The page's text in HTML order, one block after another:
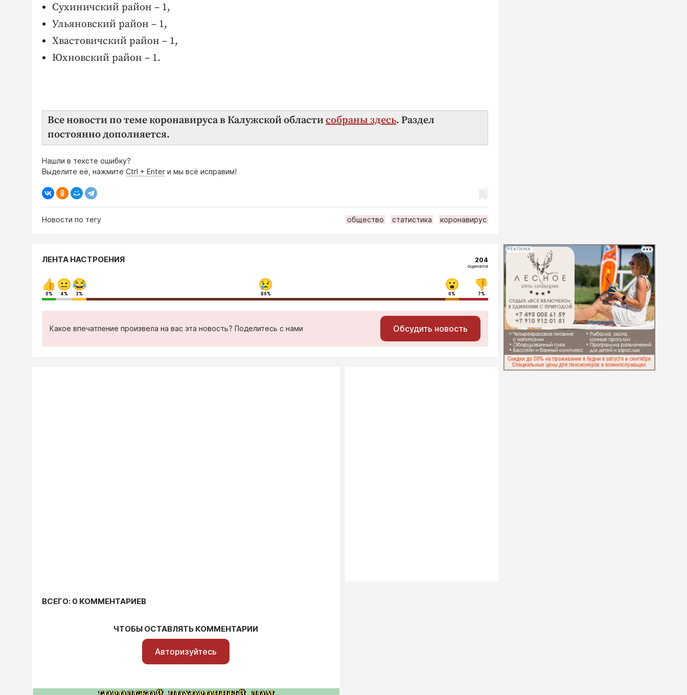
Сухиничский район – 1,
Ульяновский район – 1,
Хвастовичский район – 1,
Юхновский район – 1.
Все новости по теме коронавируса в Калужской областисобраны здесь. Раздел
постоянно дополняется.
Нашли в тексте ошибку?
Выделите её, нажмите Ctrl + Enter и мы всё исправим!
Новости по тегу общество статистика коронавирус
ЛЕНТА НАСТРОЕНИЯ 204
оценили
0% 4% 3% 86% 0% 7%
Какое впечатление произвела на вас эта новость? Поделитесь с нами Обсудить новость
ВСЕГО: 0 КОММЕНТАРИЕВ
ЧТОБЫ ОСТАВЛЯТЬ КОММЕНТАРИИ
Авторизуйтесь
РЕКЛАМА